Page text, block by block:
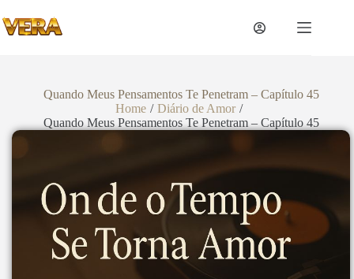
Quando Meus Pensamentos Te Penetram – Capítulo 45
Home / Diário de Amor /
Quando Meus Pensamentos Te Penetram – Capítulo 45